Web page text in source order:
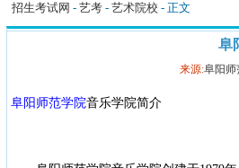
招生考试网 - 艺考 - 艺术院校 - 正文
阜
来源:阜阳师
阜阳师范学院音乐学院简介